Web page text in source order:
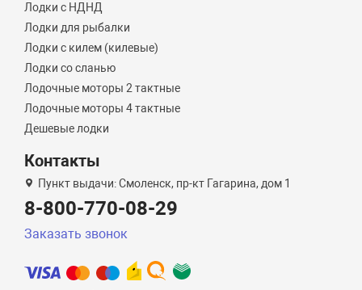
Лодки с НДНД
Лодки для рыбалки
Лодки с килем (килевые)
Лодки со сланью
Лодочные моторы 2 тактные
Лодочные моторы 4 тактные
Дешевые лодки
Контакты
Пункт выдачи: Смоленск, пр-кт Гагарина, дом 1
8-800-770-08-29
Заказать звонок